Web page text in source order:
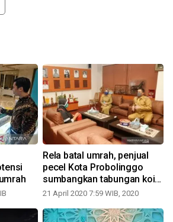
Rela batal umrah, penjual
pecel Kota Probolinggo
sumbangkan tabungan koin
untuk COVID-19
21 April 2020 7:59 WIB, 2020